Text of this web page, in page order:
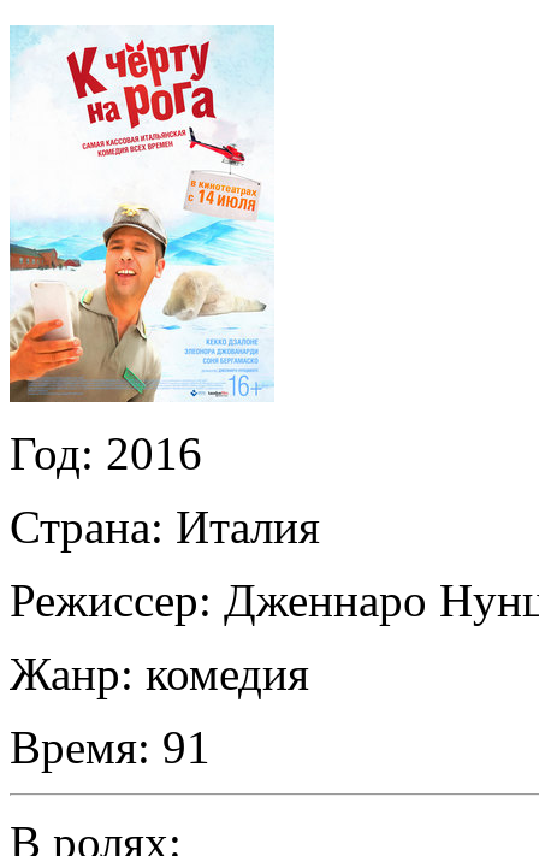
Год: 2016
Страна: Италия
Режиссер: Дженнаро
Жанр: комедия
Время: 91
В ролях: